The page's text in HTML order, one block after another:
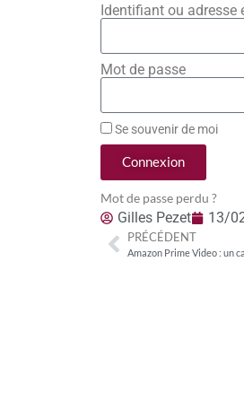
Identifiant ou adresse
Mot de passe
Se souvenir de moi
Connexion
Mot de passe perdu ?
Gilles Pezet 13/
PRÉCÉDENT